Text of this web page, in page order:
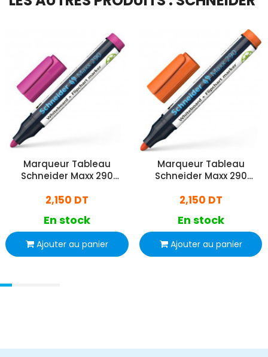
Marqueur Tableau
Schneider Maxx 290
2,150 DT
En stock
Ajouter au panier
Marqueur Tableau
Schneider Maxx 290
2,150 DT
En stock
Ajouter au panier